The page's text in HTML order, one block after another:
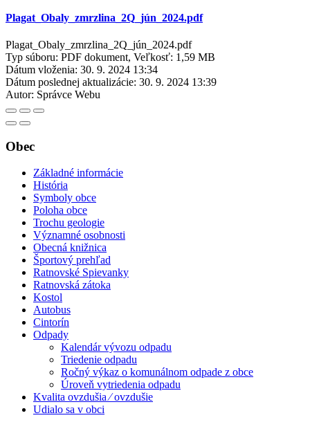
Plagat_Obaly_zmrzlina_2Q_jún_2024.pdf
Plagat_Obaly_zmrzlina_2Q_jún_2024.pdf
Typ súboru: PDF dokument, Veľkosť: 1,59 MB
Dátum vloženia: 30. 9. 2024 13:34
Dátum poslednej aktualizácie: 30. 9. 2024 13:39
Autor: Správce Webu
Obec
Základné informácie
História
Symboly obce
Poloha obce
Trochu geologie
Významné osobnosti
Obecná knižnica
Športový prehľad
Ratnovské Spievanky
Ratnovská zátoka
Kostol
Autobus
Cintorín
Odpady
Kalendár vývozu odpadu
Triedenie odpadu
Ročný výkaz o komunálnom odpade z obce
Úroveň vytriedenia odpadu
Kvalita ovzdušia ⁄ ovzdušie
Udialo sa v obci